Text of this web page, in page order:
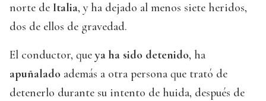
norte de Italia, y ha dejado al menos siete heridos,
dos de ellos de gravedad.
El conductor, queya ha sido detenido, ha
apuñalado además a otra persona que trató de
detenerlo durante su intento de huida, después de